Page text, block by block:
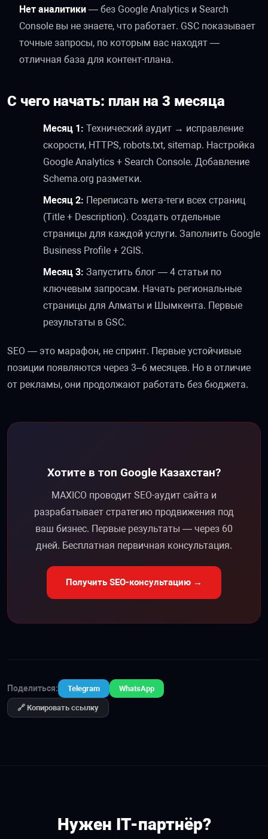
Нет аналитики — без Google Analytics и Search
Console вы не знаете, что работает. GSC показывает
точные запросы, по которым вас находят —
отличная база для контент-плана.
С чего начать: план на 3 месяца
Месяц 1: Технический аудит → исправление
скорости, HTTPS, robots.txt, sitemap. Настройка
Google Analytics + Search Console. Добавление
Schema.org разметки.
Месяц 2: Переписать мета-теги всех страниц
(Title + Description). Создать отдельные
страницы для каждой услуги. Заполнить Google
Business Profile + 2GIS.
Месяц 3: Запустить блог — 4 статьи по
ключевым запросам. Начать региональные
страницы для Алматы и Шымкента. Первые
результаты в GSC.
SEO — это марафон, не спринт. Первые устойчивые
позиции появляются через 3–6 месяцев. Но в отличие
от рекламы, они продолжают работать без бюджета.
Хотите в топ Google Казахстан?
MAXICO проводит SEO-аудит сайта и
разрабатывает стратегию продвижения под
ваш бизнес. Первые результаты — через 60
дней. Бесплатная первичная консультация.
Получить SEO-консультацию →
Поделиться: Telegram WhatsApp
🔗 Копировать ссылку
Нужен IT-партнёр?